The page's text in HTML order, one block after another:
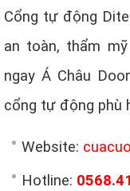
Cổng tự động
an toàn, thẩm
ngay Á Châu
cổng tự động phù
Website:
Hotline: